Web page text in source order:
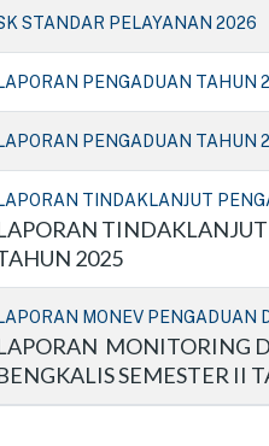
STANDAR PELAYANAN 2026
LAPORAN PENGADUAN TAHUN
LAPORAN PENGADUAN TAHUN
LAPORAN TINDAKLANJUT
2025
LAPORAN MONEV
MONITORING
SEMESTER II